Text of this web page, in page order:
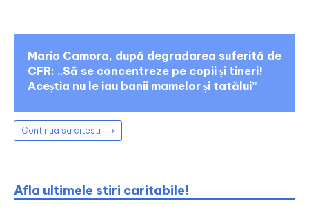
Mario Camora, după degradarea suferită de
CFR: „Să se concentreze pe copii și tineri!
Aceștia nu le iau banii mamelor și tatălui”
Continua sa citesti ⟶
Afla ultimele stiri caritabile!